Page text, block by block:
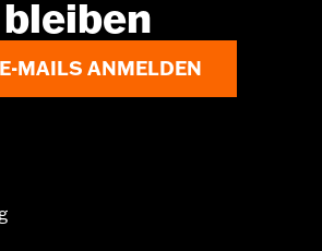
bleiben
MAILS ANMELDEN